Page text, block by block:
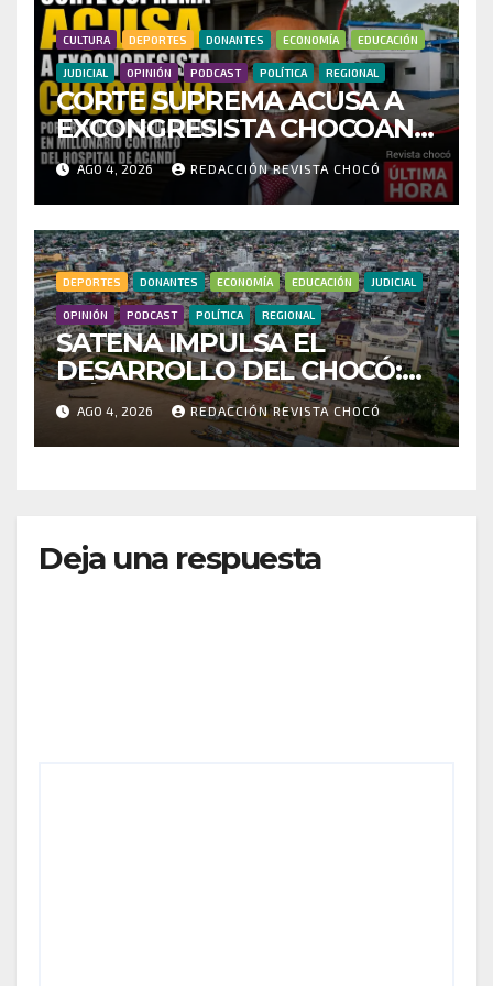
CULTURA DEPORTES DONANTES ECONOMÍA EDUCACIÓN
JUDICIAL OPINIÓN PODCAST POLÍTICA REGIONAL
CORTE SUPREMA ACUSA A
EXCONGRESISTA CHOCOANO
POR PRESUNTAS
IRREGULARIDADES EN
MILLONARIO CONTRATO
DEL HOSPITAL DE ACANDÍ
AGO 4, 2026 REDACCIÓN REVISTA CHOCÓ
DEPORTES DONANTES ECONOMÍA EDUCACIÓN JUDICIAL
OPINIÓN PODCAST POLÍTICA REGIONAL
SATENA IMPULSA EL
DESARROLLO DEL CHOCÓ:
MÁS DE 35 MIL PASAJEROS
MOVILIZADOS Y NUEVAS
RUTAS FORTALECEN LA
AGO 4, 2026 REDACCIÓN REVISTA CHOCÓ
Deja una respuesta